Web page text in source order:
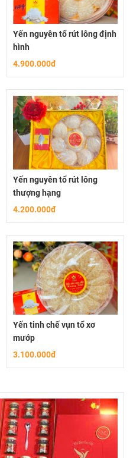
Yến nguyên tổ rút lông định
hình
4.900.000đ
Yến nguyên tổ rút lông
thượng hạng
4.200.000đ
Yến tinh chế vụn tổ xơ
mướp
3.100.000đ